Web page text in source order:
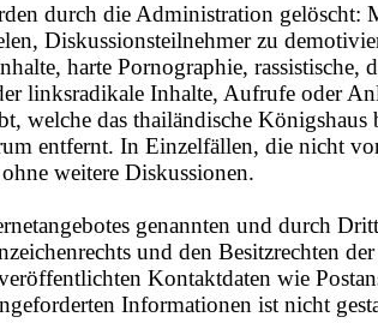
durch die Administration gelöscht:
Diskussionsteilnehmer zu
harte Pornographie, rassistische,
linksradikale Inhalte, Aufrufe oder
welche das thailändische
entfernt. In Einzelfällen, die nicht
weitere Diskussionen.
genannten und durch
und den Besitzrechten
Kontaktdaten wie
Informationen ist nicht